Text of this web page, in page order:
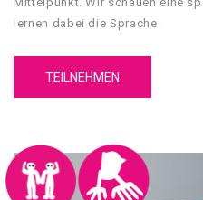
lernen dabei die Sprache.
TEILNEHMEN